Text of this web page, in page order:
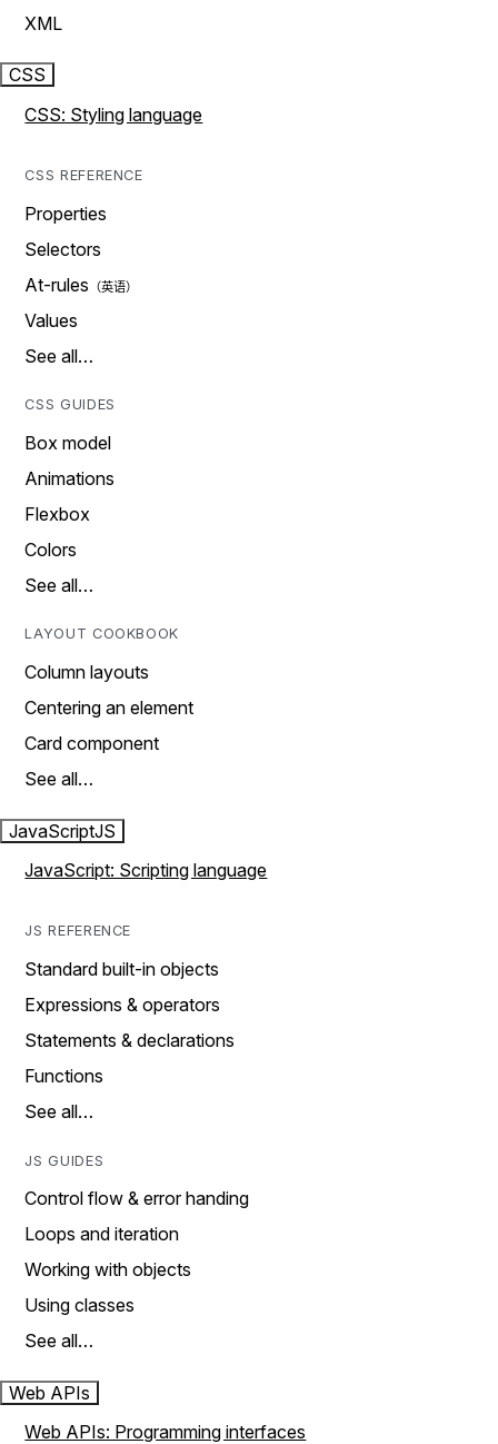
XML
CSS
CSS: Styling language
CSS REFERENCE
Properties
Selectors
At-rules
Values
See all…
CSS GUIDES
Box model
Animations
Flexbox
Colors
See all…
LAYOUT COOKBOOK
Column layouts
Centering an element
Card component
See all…
JavaScriptJS
JavaScript: Scripting language
JS REFERENCE
Standard built-in objects
Expressions & operators
Statements & declarations
Functions
See all…
JS GUIDES
Control flow & error handing
Loops and iteration
Working with objects
Using classes
See all…
Web APIs
Web APIs: Programming interfaces